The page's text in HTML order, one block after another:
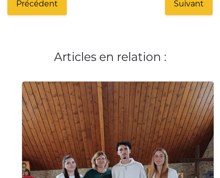
Précédent Suivant
Articles en relation :